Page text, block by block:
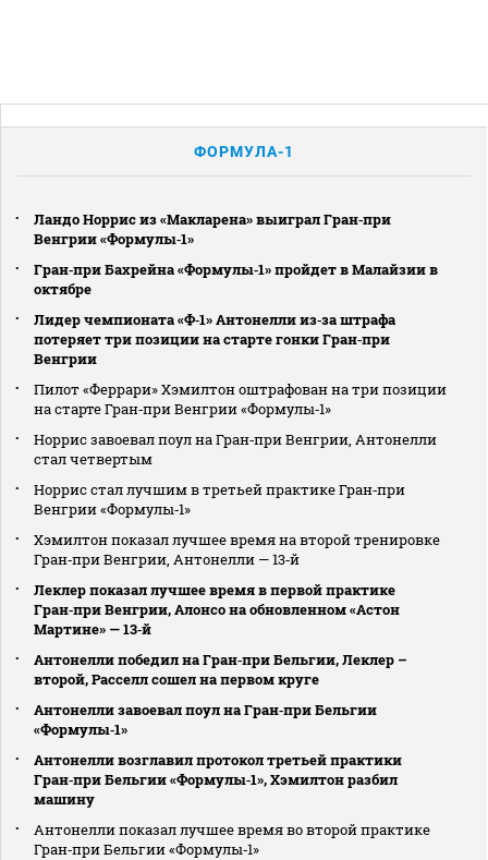
ФОРМУЛА-1
Ландо Норрис из «Макларена» выиграл Гран‑при
Венгрии «Формулы‑1»
Гран‑при Бахрейна «Формулы‑1» пройдет в Малайзии в
октябре
Лидер чемпионата «Ф‑1» Антонелли из‑за штрафа
потеряет три позиции на старте гонки Гран‑при
Венгрии
Пилот «Феррари» Хэмилтон оштрафован на три позиции
на старте Гран‑при Венгрии «Формулы‑1»
Норрис завоевал поул на Гран‑при Венгрии, Антонелли
стал четвертым
Норрис стал лучшим в третьей практике Гран‑при
Венгрии «Формулы‑1»
Хэмилтон показал лучшее время на второй тренировке
Гран‑при Венгрии, Антонелли — 13‑й
Леклер показал лучшее время в первой практике
Гран‑при Венгрии, Алонсо на обновленном «Астон
Мартине» — 13‑й
Антонелли победил на Гран‑при Бельгии, Леклер –
второй, Расселл сошел на первом круге
Антонелли завоевал поул на Гран‑при Бельгии
«Формулы‑1»
Антонелли возглавил протокол третьей практики
Гран‑при Бельгии «Формулы‑1», Хэмилтон разбил
машину
Антонелли показал лучшее время во второй практике
Гран‑при Бельгии «Формулы‑1»